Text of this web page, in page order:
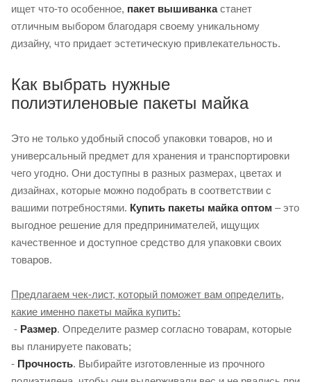
ищет что-то особенное, пакет вышиванкастанет
отличным выбором благодаря своему уникальному
дизайну, что придает эстетическую привлекательность.
Как выбрать нужные
полиэтиленовые пакеты майка
Это не только удобный способ упаковки товаров, но и
универсальный предмет для хранения и транспортировки
чего угодно. Они доступны в разных размерах, цветах и ​​
дизайнах, которые можно подобрать в соответствии с
вашими потребностями. Купить пакеты майка оптом – это
выгодное решение для предпринимателей, ищущих
качественное и доступное средство для упаковки своих
товаров.
Предлагаем чек-лист, который поможет вам определить,
какие именно пакеты майка купить:
- Размер. Определите размер согласно товарам, которые
вы планируете паковать;
- Прочность. Выбирайте изготовленные из прочного